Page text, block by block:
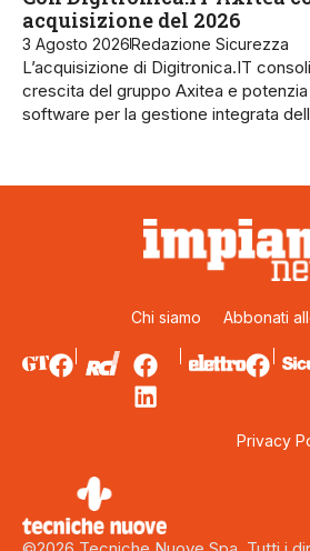
acquisizione del 2026
3 Agosto 2026Redazione Sicurezza
L’acquisizione di Digitronica.IT
crescita del gruppo Axitea e
software per la gestione integrata
Chi siamo Abbonati
Privacy